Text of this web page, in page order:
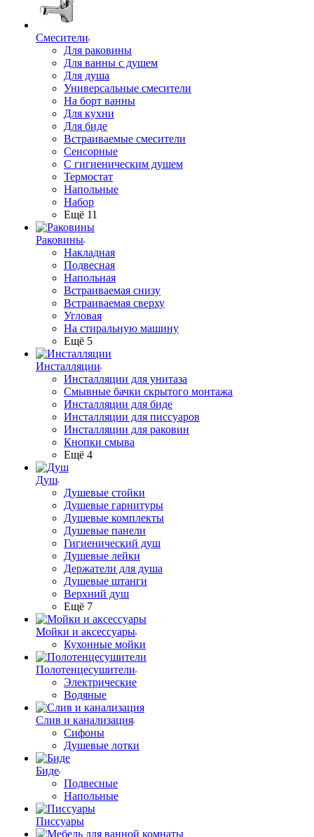
Смесители
Для раковины
Для ванны с душем
Для душа
Универсальные смесители
На борт ванны
Для кухни
Для биде
Встраиваемые смесители
Сенсорные
С гигиеническим душем
Термостат
Напольные
Набор
Ещё 11
Раковины
Накладная
Подвесная
Напольная
Встраиваемая снизу
Встраиваемая сверху
Угловая
На стиральную машину
Ещё 5
Инсталляции
Инсталляции для унитаза
Смывные бачки скрытого монтажа
Инсталляции для биде
Инсталляции для писсуаров
Инсталляции для раковин
Кнопки смыва
Ещё 4
Душ
Душевые стойки
Душевые гарнитуры
Душевые комплекты
Душевые панели
Гигиенический душ
Душевые лейки
Держатели для душа
Душевые штанги
Верхний душ
Ещё 7
Мойки и аксессуары
Кухонные мойки
Полотенцесушители
Электрические
Водяные
Слив и канализация
Сифоны
Душевые лотки
Биде
Подвесные
Напольные
Писсуары